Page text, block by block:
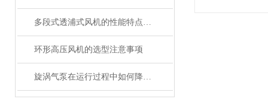
多段式透浦式风机的性能特点和注意事项
环形高压风机的选型注意事项
旋涡气泵在运行过程中如何降低噪音